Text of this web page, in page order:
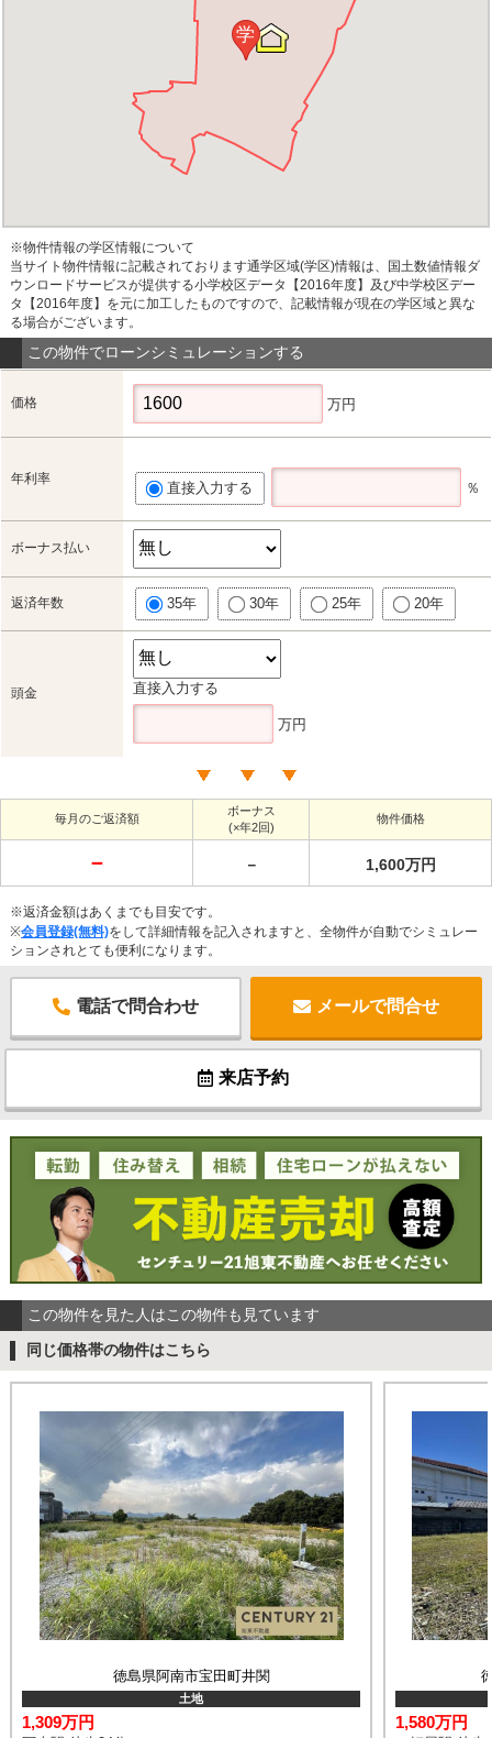
学
※物件情報の学区情報について
当サイト物件情報に記載されております通学区域(学区)情報は、国土数値情報ダ
ウンロードサービスが提供する小学校区データ【2016年度】及び中学校区デー
タ【2016年度】を元に加工したものですので、記載情報が現在の学区域と異な
る場合がございます。
この物件でローンシミュレーションする
価格 万円
年利率
直接入力する ％
ボーナス払い
返済年数 35年 30年 25年 20年
頭金 直接入力する
万円
毎月のご返済額
ボーナス
(×年2回)
物件価格
－ － 1,600万円
※返済金額はあくまでも目安です。
※会員登録(無料)をして詳細情報を記入されますと、全物件が自動でシミュレー
ションされとても便利になります。
電話で問合わせ メールで問合せ
来店予約
この物件を見た人はこの物件も見ています
同じ価格帯の物件はこちら
徳島県阿南市宝田町井関
土地
1,309万円 1,580万円